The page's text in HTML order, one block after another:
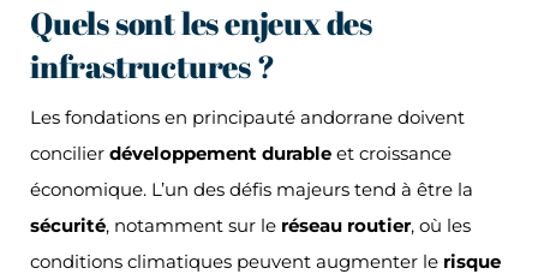
Quels sont les enjeux des
infrastructures ?
Les fondations en principauté andorrane doivent
concilier développement durable et croissance
économique. L’un des défis majeurs tend à être la
sécurité, notamment sur le réseau routier, où les
conditions climatiques peuvent augmenter le risque